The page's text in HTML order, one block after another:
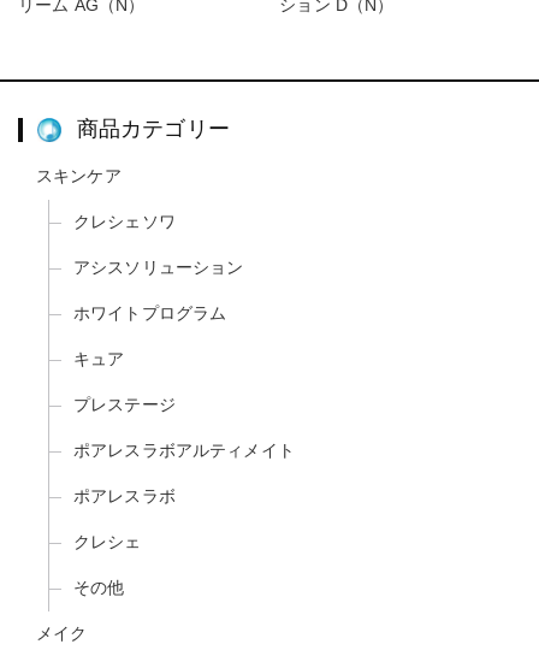
リーム AG（N） ション D（N）
商品カテゴリー
スキンケア
クレシェソワ
アシスソリューション
ホワイトプログラム
キュア
プレステージ
ポアレスラボアルティメイト
ポアレスラボ
クレシェ
その他
メイク